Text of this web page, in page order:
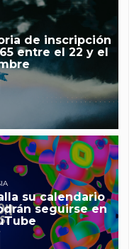
de inscripción
entre el 22 y el
su calendario
seguirse en